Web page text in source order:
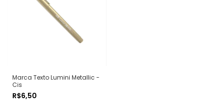
Marca Texto Lumini Metallic -
Cis
R$6,50